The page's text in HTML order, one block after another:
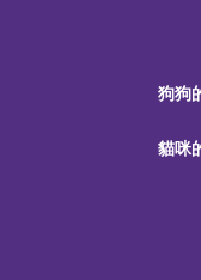
狗狗
貓咪